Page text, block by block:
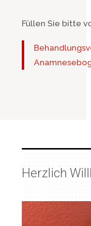
Füllen Sie bitte
Herzlich